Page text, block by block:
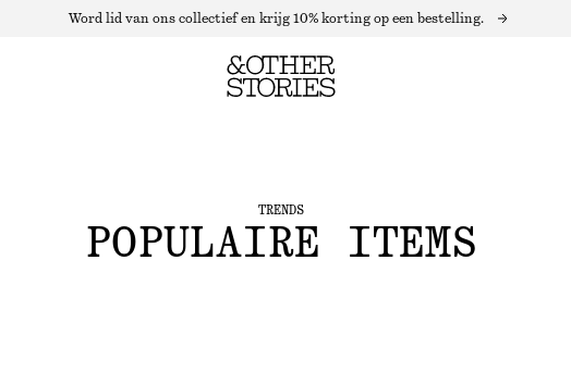
Word lid van ons collectief en krijg 10% korting op een bestelling.
TRENDS
POPULAIRE ITEMS